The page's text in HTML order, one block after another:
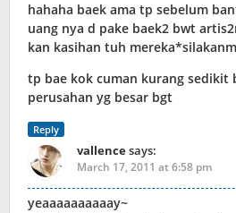
hahaha baek ama tp sebelum
uang nya d pake baek2 bwt
kan kasihan tuh
tp bae kok cuman kurang sedikit
perusahan yg besar bgt
Reply
vallencesays:
March 17, 2011 at 6:58 pm
yeaaaaaaaaaay~